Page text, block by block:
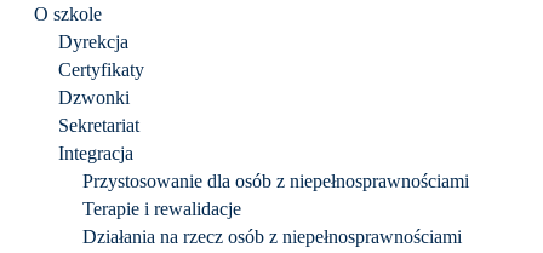
O szkole
Dyrekcja
Certyfikaty
Dzwonki
Sekretariat
Integracja
Przystosowanie dla osób z niepełnosprawnościami
Terapie i rewalidacje
Działania na rzecz osób z niepełnosprawnościami